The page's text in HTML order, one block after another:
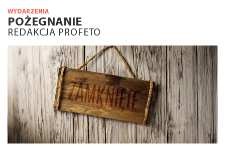
WYDARZENIA
POŻEGNANIE
REDAKCJA PROFETO